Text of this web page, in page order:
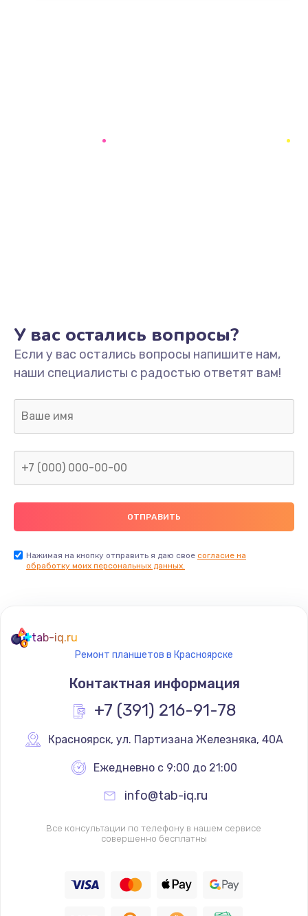
У вас остались вопросы?
Если у вас остались вопросы напишите нам,
наши специалисты с радостью ответят вам!
Нажимая на кнопку отправить я даю свое согласие на
обработку моих персональных данных.
tab-iq.ru
Ремонт планшетов в Красноярске
Контактная информация
+7 (391) 216-91-78
Красноярск, ул. Партизана Железняка, 40А
Ежедневно с 9:00 до 21:00
info@tab-iq.ru
Все консультации по телефону в нашем сервисе
совершенно бесплатны